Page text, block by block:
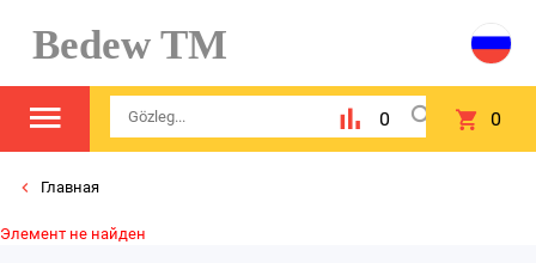
Bedew TM
0 0
Главная
Элемент не найден